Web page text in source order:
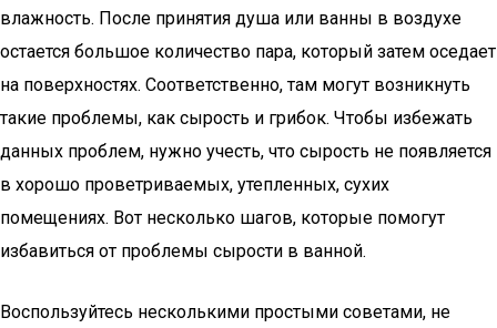
влажность. После принятия душа или ванны в воздухе
остается большое количество пара, который затем оседает
на поверхностях. Соответственно, там могут возникнуть
такие проблемы, как сырость и грибок. Чтобы избежать
данных проблем, нужно учесть, что сырость не появляется
в хорошо проветриваемых, утепленных, сухих
помещениях. Вот несколько шагов, которые помогут
избавиться от проблемы сырости в ванной.
Воспользуйтесь несколькими простыми советами, не